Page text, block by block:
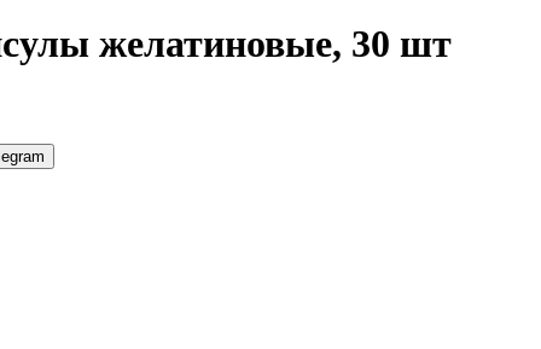
желатиновые, 30 шт